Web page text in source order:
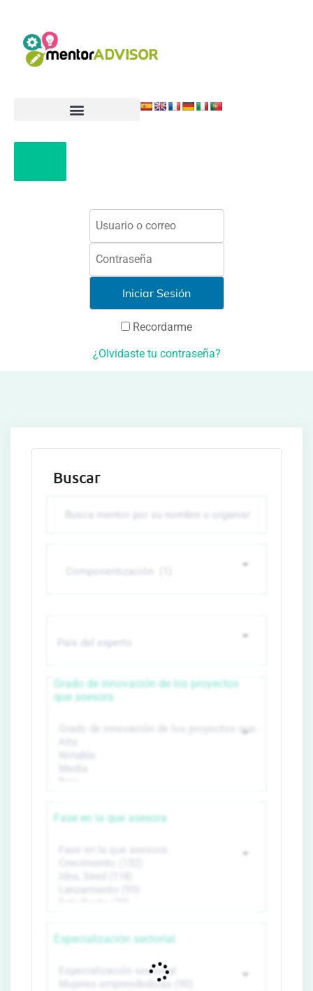
Recordarme
¿Olvidaste tu contraseña?
Buscar
Grado de innovación de los proyectos
que asesora
Fase en la que asesora
Especialización sectorial